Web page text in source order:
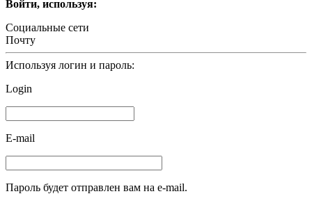
Войти, используя:
Социальные сети
Почту
Используя логин и пароль:
Login
E-mail
Пароль будет отправлен вам на e-mail.